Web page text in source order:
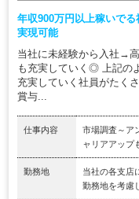
年収900万円以上稼いで
実現可能
当社に未経験から入社→
も充実していく◎ 上記の
充実していく社員がたく
賞与...
仕事内容
市場調査～ア
ャリアアップ
勤務地
当社の各支店
勤務地を考慮